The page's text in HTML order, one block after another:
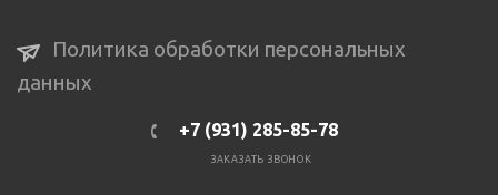
Политика обработки персональных
данных
+7 (931) 285-85-78
ЗАКАЗАТЬ ЗВОНОК